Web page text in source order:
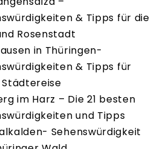
& Tipps für die
Rosenstadt
in Thüringen-
& Tipps für
Städtereise
im Harz – Die 21 besten
und Tipps
Sehenswürdigkeit